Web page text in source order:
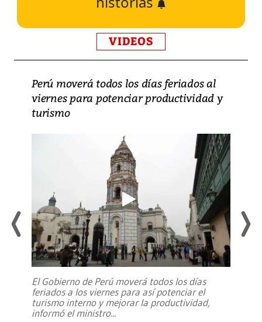
VIDEOS
Perú moverá todos los días feriados al
viernes para potenciar productividad y
turismo
El Gobierno de Perú moverá todos los días
feriados a los viernes para así potenciar el
turismo interno y mejorar la productividad,
informó el ministro...